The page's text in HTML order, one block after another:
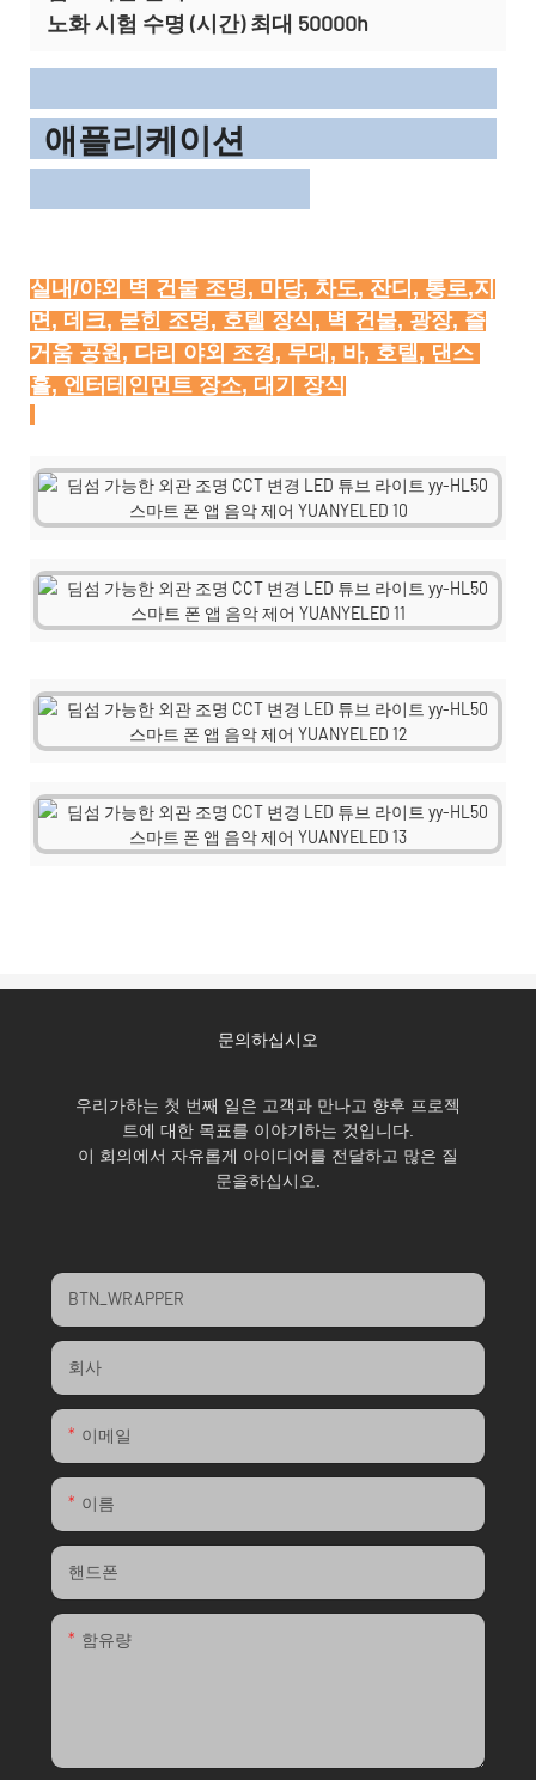
노화 시험 수명 (시간) 최대 50000h
애플리케이션
실내/야외 벽 건물 조명, 마당, 차도, 잔디, 통로,지
면, 데크, 묻힌 조명, 호텔 장식, 벽 건물, 광장, 즐
거움 공원, 다리 야외 조경, 무대, 바, 호텔, 댄스
문의하십시오
우리가하는 첫 번째 일은 고객과 만나고 향후 프로젝
트에 대한 목표를 이야기하는 것입니다.
이 회의에서 자유롭게 아이디어를 전달하고 많은 질
문을하십시오.
BTN_WRAPPER
회사
이메일
이름
핸드폰
함유량